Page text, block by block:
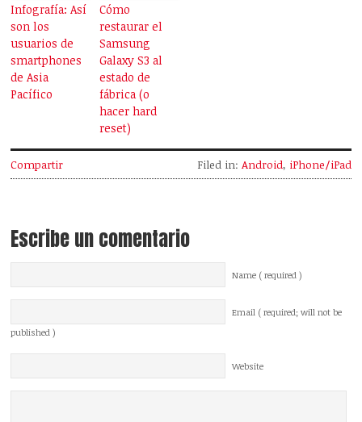
Infografía: Así
son los
usuarios de
smartphones
de Asia
Pacífico
Cómo
restaurar el
Samsung
Galaxy S3 al
estado de
fábrica (o
hacer hard
reset)
Compartir Filed in: Android, iPhone/iPad
Escribe un comentario
Name ( required )
Email ( required; will not be
published )
Website